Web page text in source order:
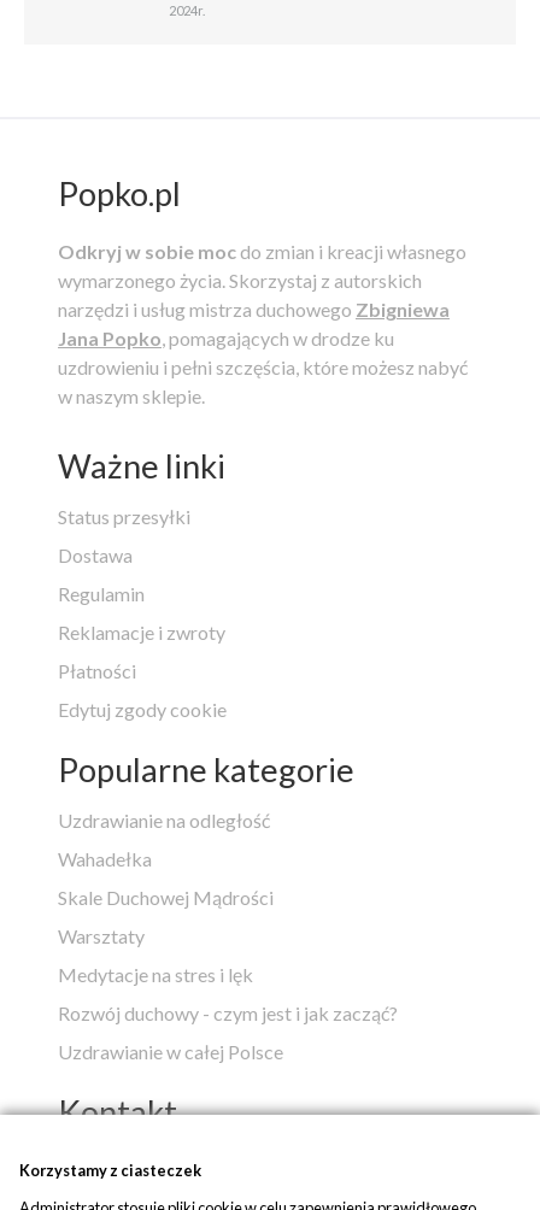
2024r.
Popko.pl
Odkryj w sobie moc do zmian i kreacji własnego
wymarzonego życia. Skorzystaj z autorskich
narzędzi i usług mistrza duchowego Zbigniewa
Jana Popko , pomagających w drodze ku
uzdrowieniu i pełni szczęścia, które możesz nabyć
w naszym sklepie.
Ważne linki
Status przesyłki
Dostawa
Regulamin
Reklamacje i zwroty
Płatności
Edytuj zgody cookie
Popularne kategorie
Uzdrawianie na odległość
Wahadełka
Skale Duchowej Mądrości
Warsztaty
Medytacje na stres i lęk
Rozwój duchowy - czym jest i jak zacząć?
Uzdrawianie w całej Polsce
Kontakt
Popko - Centrum Medytacji i Uzdrawiania
Korzystamy z ciasteczek